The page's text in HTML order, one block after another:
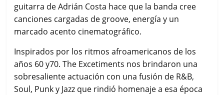
guitarra de Adrián Costa hace que la banda cree
canciones cargadas de groove, energía y un
marcado acento cinematográfico.
Inspirados por los ritmos afroamericanos de los
años 60 y70. The Excetiments nos brindaron una
sobresaliente actuación con una fusión de R&B,
Soul, Punk y Jazz que rindió homenaje a esa época